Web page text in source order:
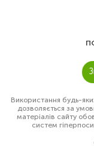
Використання будь-
дозволяється за
матеріалів сайту
систем